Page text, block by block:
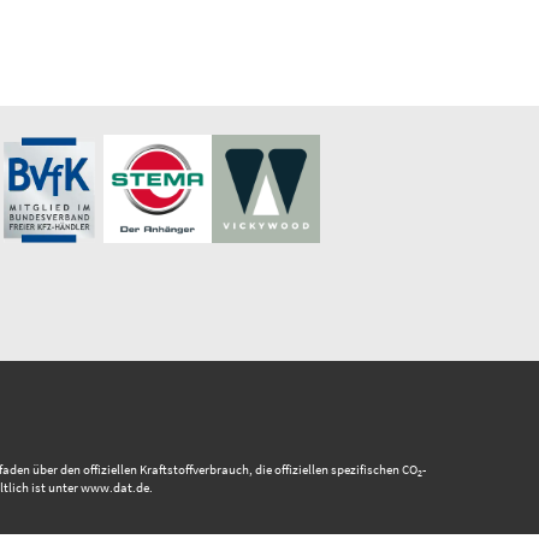
über den offiziellen Kraftstoffverbrauch, die offiziellen spezifischen CO2-
ist unter www.dat.de.